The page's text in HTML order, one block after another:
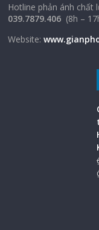
Hotline phản ánh chất
039.7879.406 (8h –
Website: